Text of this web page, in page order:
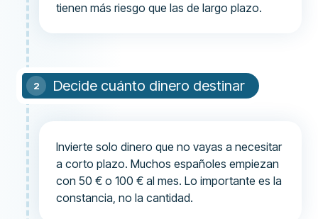
tienen más riesgo que las de largo plazo.
Decide cuánto dinero destinar
Invierte solo dinero que no vayas a necesitar
a corto plazo. Muchos españoles empiezan
con 50 € o 100 € al mes. Lo importante es la
constancia, no la cantidad.